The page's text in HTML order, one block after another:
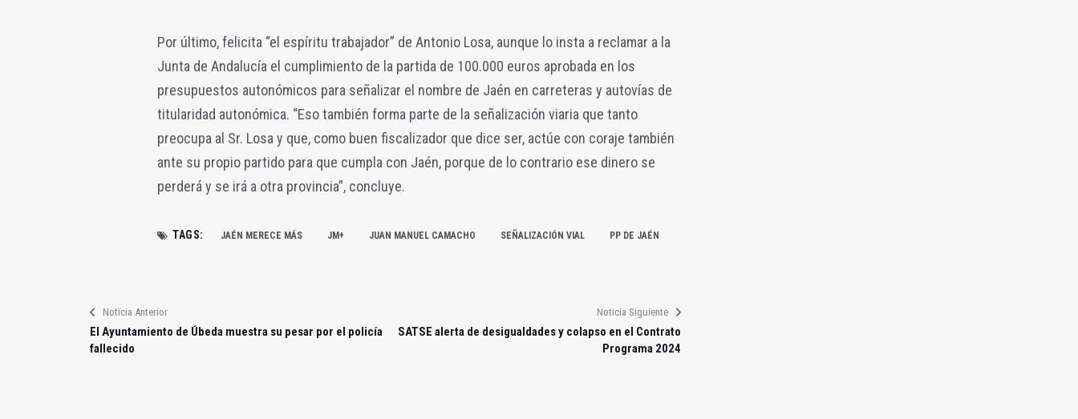
Por último, felicita “el espíritu trabajador” de Antonio Losa, aunque lo insta a reclamar a la
Junta de Andalucía el cumplimiento de la partida de 100.000 euros aprobada en los
presupuestos autonómicos para señalizar el nombre de Jaén en carreteras y autovías de
titularidad autonómica. “Eso también forma parte de la señalización viaria que tanto
preocupa al Sr. Losa y que, como buen fiscalizador que dice ser, actúe con coraje también
ante su propio partido para que cumpla con Jaén, porque de lo contrario ese dinero se
perderá y se irá a otra provincia”, concluye.
TAGS: JAÉN MERECE MÁS JM+ JUAN MANUEL CAMACHO SEÑALIZACIÓN VIAL PP DE JAÉN
Noticia Anterior
El Ayuntamiento de Úbeda muestra su pesar por el policía
fallecido
Noticia Siguiente
SATSE alerta de desigualdades y colapso en el Contrato
Programa 2024